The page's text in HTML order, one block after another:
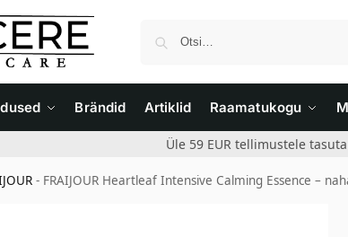
Brändid Artiklid Raamatukogu
Üle 59 EUR tellimustele
- FRAIJOUR Heartleaf Intensive Calming Essence –